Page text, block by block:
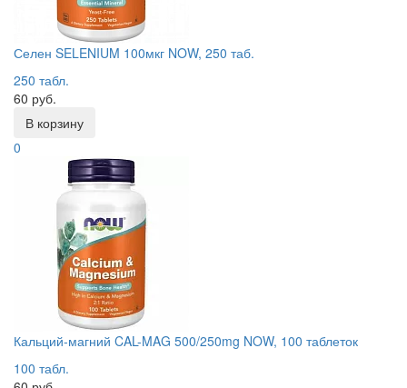
Селен SELENIUM 100мкг NOW, 250 таб.
250 табл.
60 руб.
В корзину
0
Кальций-магний CAL-MAG 500/250mg NOW, 100 таблеток
100 табл.